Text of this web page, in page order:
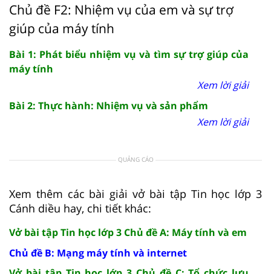
Chủ đề F2: Nhiệm vụ của em và sự trợ
giúp của máy tính
Bài 1: Phát biểu nhiệm vụ và tìm sự trợ giúp của
máy tính
Xem lời giải
Bài 2: Thực hành: Nhiệm vụ và sản phẩm
Xem lời giải
QUẢNG CÁO
Xem thêm các bài giải vở bài tập Tin học lớp 3
Cánh diều hay, chi tiết khác:
Vở bài tập Tin học lớp 3 Chủ đề A: Máy tính và em
Chủ đề B: Mạng máy tính và internet